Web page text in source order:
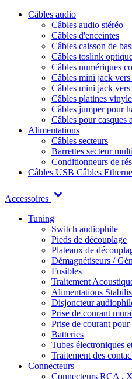
Câbles audio
Câbles audio stéréo
Câbles d'enceintes
Câbles caisson de
Câbles toslink
Câbles numériques
Câbles mini jack
Câbles mini jack
Câbles platines vinyle
Câbles jumper pour
Câbles pour casques
Alimentations
Câbles secteurs
Barrettes secteur
Conditionneurs de
Câbles USB Câbles
Accessoires
Tuning
Switch audiophile
Pieds de découplage
Plateaux de
Démagnétiseurs /
Fusibles
Traitement
Alimentations
Disjoncteur
Prise de courant
Prise de courant
Batteries
Tubes électroniques
Traitement des
Connecteurs
Connecteurs RCA ,